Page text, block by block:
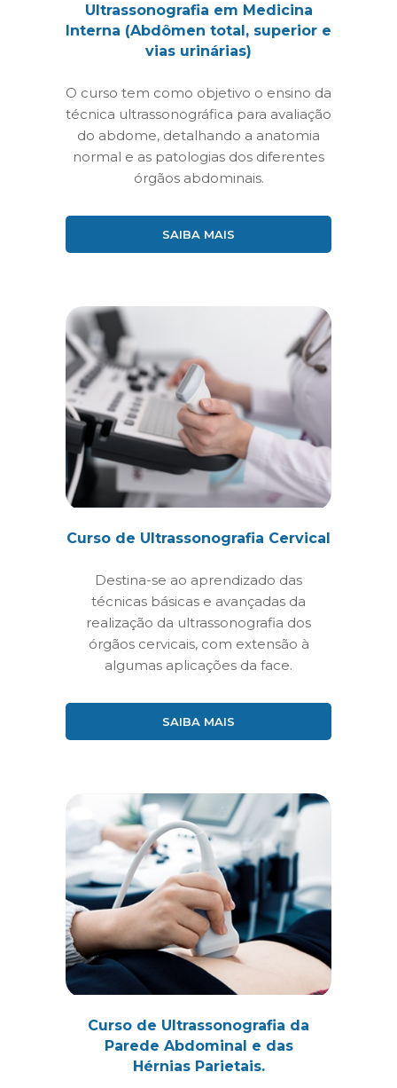
Ultrassonografia em Medicina
Interna (Abdômen total, superior e
vias urinárias)
O curso tem como objetivo o ensino da
técnica ultrassonográfica para avaliação
do abdome, detalhando a anatomia
normal e as patologias dos diferentes
órgãos abdominais.
SAIBA MAIS
Curso de Ultrassonografia Cervical
Destina-se ao aprendizado das
técnicas básicas e avançadas da
realização da ultrassonografia dos
órgãos cervicais, com extensão à
algumas aplicações da face.
SAIBA MAIS
Curso de Ultrassonografia da
Parede Abdominal e das
Hérnias Parietais.